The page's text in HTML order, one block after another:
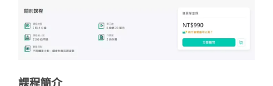
課程簡介